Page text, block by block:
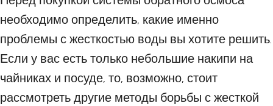
необходимо определить, какие именно
проблемы с жесткостью воды вы хотите решить.
Если у вас есть только небольшие накипи на
чайниках и посуде, то, возможно, стоит
рассмотреть другие методы борьбы с жесткой